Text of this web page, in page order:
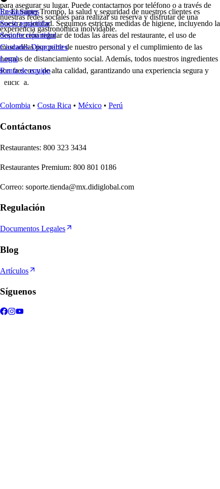
para asegurar su lugar. Puede contactarnos por teléfono o a través de
nuestras redes sociales para realizar su reserva y disfrutar de una
experiencia gastronómica inolvidable.
En El Súper Trompo, la salud y seguridad de nuestros clientes es
nuestra prioridad. Seguimos estrictas medidas de higiene, incluyendo la
desinfección regular de todas las áreas del restaurante, el uso de
mascarillas por parte de nuestro personal y el cumplimiento de las
normas de distanciamiento social. Además, todos nuestros ingredientes
son frescos y de alta calidad, garantizando una experiencia segura y
deliciosa.
Restaurantes
Socio repartidor
Soporte repartidor
Ciudades Disponibles
Legal
Renta de equipo
Colombia • Costa Rica • México • Perú
Contáctanos
Restaurantes: 800 323 3434
Restaurantes Premium: 800 801 0186
Correo: soporte.tienda@mx.didiglobal.com
Regulación
Documentos Legales
Blog
Artículos
Síguenos